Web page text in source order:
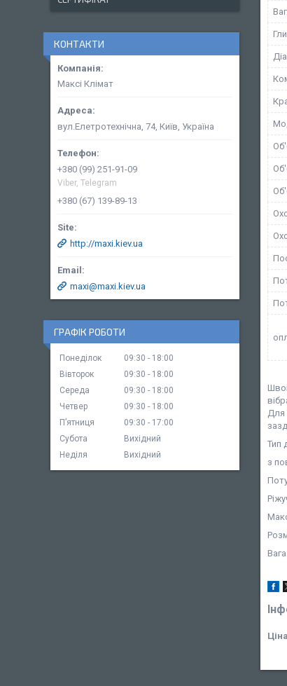
Для
Тип
з
КОНТАКТИ
Максі Клімат
вул.Елетротехнічна, 74, Київ, Україна
+380 (99) 251-91-09
Viber, Telegram
+380 (67) 139-89-13
http://maxi.kiev.ua
maxi@maxi.kiev.ua
ГРАФІК РОБОТИ
Понеділок 09:30
18:00
Вівторок
09:30
18:00
Середа
09:30
18:00
Четвер
09:30
18:00
Пʼятниця
09:30
17:00
Субота
Вихідний
Неділя
Вихідний